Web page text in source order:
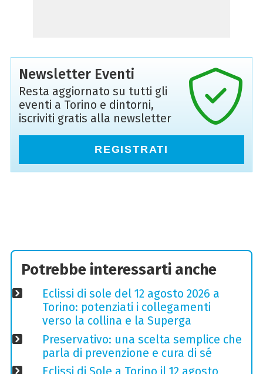
Newsletter Eventi
Resta aggiornato su tutti gli
eventi a Torino e dintorni,
iscriviti gratis alla newsletter
REGISTRATI
Potrebbe interessarti anche
Eclissi di sole del 12 agosto 2026 a
Torino: potenziati i collegamenti
verso la collina e la Superga
Preservativo: una scelta semplice che
parla di prevenzione e cura di sé
Eclissi di Sole a Torino il 12 agosto